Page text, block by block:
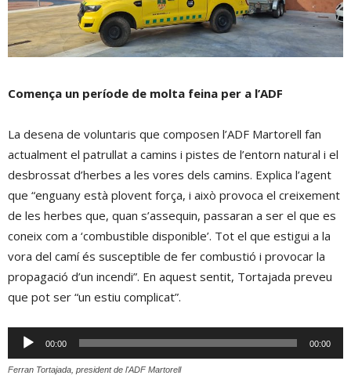
Comença un període de molta feina per a l’ADF
La desena de voluntaris que composen l’ADF Martorell fan
actualment el patrullat a camins i pistes de l’entorn natural i el
desbrossat d’herbes a les vores dels camins. Explica l’agent
que “enguany està plovent força, i això provoca el creixement
de les herbes que, quan s’assequin, passaran a ser el que es
coneix com a ‘combustible disponible’. Tot el que estigui a la
vora del camí és susceptible de fer combustió i provocar la
propagació d’un incendi”. En aquest sentit, Tortajada preveu
que pot ser “un estiu complicat”.
Reproductor
d'àudio
00:00 00:00
Ferran Tortajada, president de l'ADF Martorell